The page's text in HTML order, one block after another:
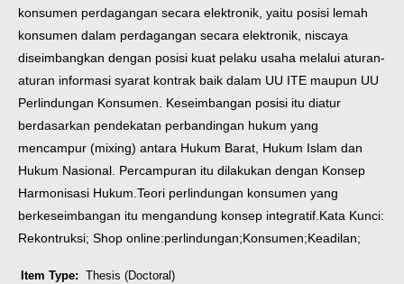
konsumen perdagangan secara elektronik, yaitu posisi lemah
konsumen dalam perdagangan secara elektronik, niscaya
diseimbangkan dengan posisi kuat pelaku usaha melalui aturan-
aturan informasi syarat kontrak baik dalam UU ITE maupun UU
Perlindungan Konsumen. Keseimbangan posisi itu diatur
berdasarkan pendekatan perbandingan hukum yang
mencampur (mixing) antara Hukum Barat, Hukum Islam dan
Hukum Nasional. Percampuran itu dilakukan dengan Konsep
Harmonisasi Hukum.Teori perlindungan konsumen yang
berkeseimbangan itu mengandung konsep integratif.Kata Kunci:
Rekontruksi; Shop online:perlindungan;Konsumen;Keadilan;
Item Type: Thesis (Doctoral)